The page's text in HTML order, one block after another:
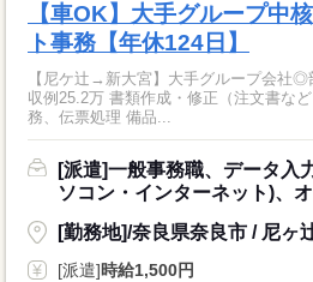
【車OK】大手グループ中
ト事務【年休124日】
【尼ケ辻→新大宮】大手グループ会社◎
収例25.2万 書類作成・修正（注文書な
務、伝票処理 備品...
[派遣]一般事務職、データ入
ソコン・インターネット)、
[勤務地]/奈良県奈良市 / 尼ヶ
[派遣]時給1,500円